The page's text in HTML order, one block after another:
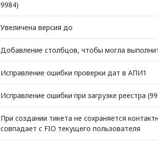
9984)
Увеличена версия до
Добавление столбцов, чтобы могла
Исправление ошибки проверки дат в АПИ1
Исправление ошибки при загрузке реестра
При создании тикета не сохраняется
совпадает с FIO текущего пользователя